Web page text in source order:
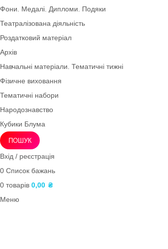
Осінь
Дидактичні ігри безкоштовно (*1грн)
ТРВЗ
Практичні завдання
Палички Кюїзенера
Логічні блоки Дьєнеша
Інклюзія
Наочний матеріал
Ігри з QR-кодами
Театралізована діяльність